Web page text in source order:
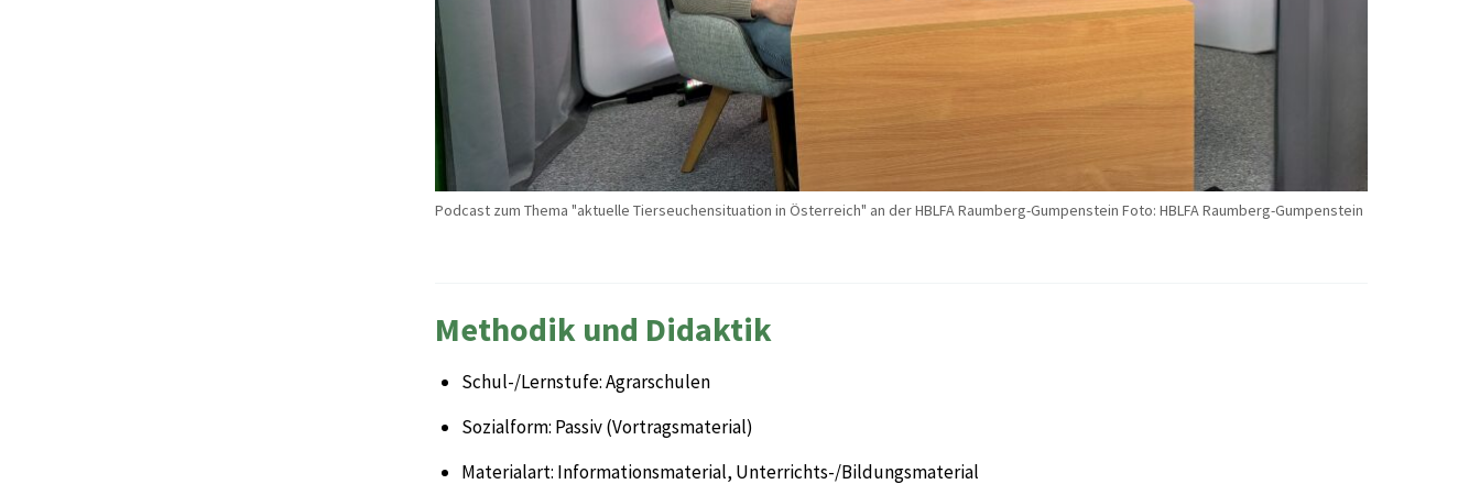
Podcast zum Thema "aktuelle Tierseuchensituation in Österreich" an der HBLFA Raumberg-Gumpenstein Foto: HBLFA Raumberg-Gumpenstein
Methodik und Didaktik
Schul-/Lernstufe: Agrarschulen
Sozialform: Passiv (Vortragsmaterial)
Materialart: Informationsmaterial, Unterrichts-/Bildungsmaterial